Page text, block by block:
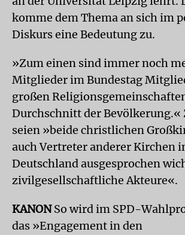
komme dem Thema an sich im
Diskurs eine Bedeutung zu.
»Zum einen sind immer noch
Mitglieder im Bundestag
großen
Durchschnitt der Bevölkerung.«
seien »beide christlichen
auch Vertreter anderer Kirchen
Deutschland ausgesprochen
zivilgesellschaftliche Akteure«.
KANONSo wird im SPD-
das »Engagement in den